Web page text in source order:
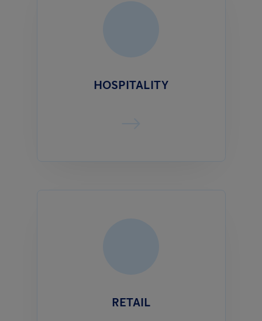
HOSPITALITY
RETAIL